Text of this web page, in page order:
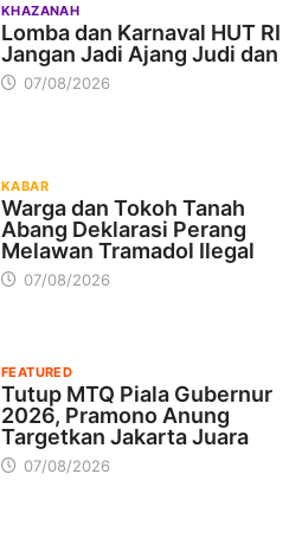
KHAZANAH
Lomba dan Karnaval HUT RI
Jangan Jadi Ajang Judi dan
07/08/2026
KABAR
Warga dan Tokoh Tanah
Abang Deklarasi Perang
Melawan Tramadol Ilegal
07/08/2026
FEATURED
Tutup MTQ Piala Gubernur
2026, Pramono Anung
Targetkan Jakarta Juara
07/08/2026